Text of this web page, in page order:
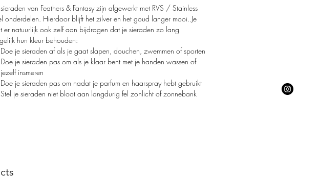
xx
van Feathers & Fantasy zijn afgewerkt met RVS / Stainless
onderdelen. Hierdoor blijft het zilver en het goud langer mooi. Je
er natuurlijk ook zelf aan bijdragen dat je sieraden zo lang
hun kleur behouden:
Doe je sieraden af als je gaat slapen, douchen, zwemmen of sporten
Doe je sieraden pas om als je klaar bent met je handen wassen of
jezelf insmeren
Doe je sieraden pas om nadat je parfum en haarspray hebt gebruikt
Stel je sieraden niet bloot aan langdurig fel zonlicht of zonnebank